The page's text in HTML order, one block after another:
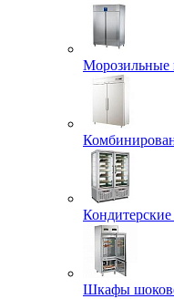
Шкафы